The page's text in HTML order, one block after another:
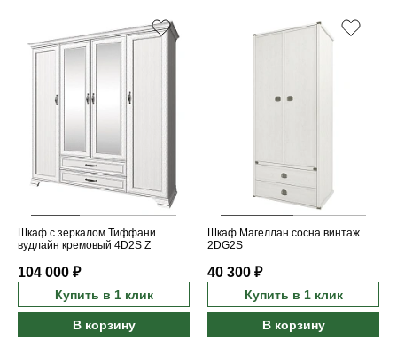
Шкаф с зеркалом Тиффани
вудлайн кремовый 4D2S Z
104 000 ₽
Купить в 1 клик
В корзину
Шкаф Магеллан сосна винтаж
2DG2S
40 300 ₽
Купить в 1 клик
В корзину